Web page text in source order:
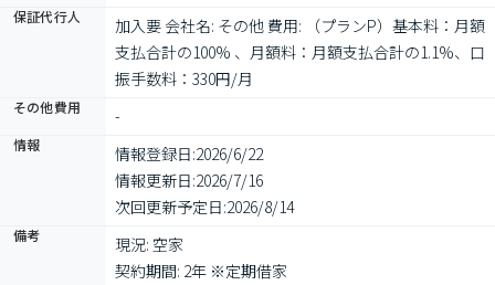
保証代行人
加入要 会社名: その他 費用: （プランP）基本料：月額
支払合計の100% 、月額料：月額支払合計の1.1%、口
振手数料：330円/月
その他費用 -
情報 情報登録日:2026/6/22
情報更新日:2026/7/16
次回更新予定日:2026/8/14
備考
現況: 空家
契約期間: 2年 ※定期借家